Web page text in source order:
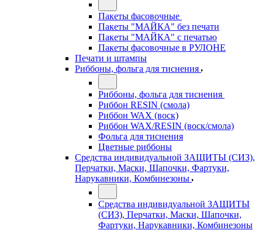
Пакеты фасовочные
Пакеты "МАЙКА" без печати
Пакеты "МАЙКА" с печатью
Пакеты фасовочные в РУЛОНЕ
Печати и штампы
Риббоны, фольга для тиснения
Риббоны, фольга для тиснения
Риббон RESIN (смола)
Риббон WAX (воск)
Риббон WAX/RESIN (воск/смола)
Фольга для тиснения
Цветные риббоны
Средства индивидуальной ЗАЩИТЫ (СИЗ),
Перчатки, Маски, Шапочки, Фартуки,
Нарукавники, Комбинезоны
Средства индивидуальной ЗАЩИТЫ
(СИЗ), Перчатки, Маски, Шапочки,
Фартуки, Нарукавники, Комбинезоны